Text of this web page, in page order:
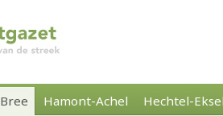
Bree Hamont-Achel Hechtel-